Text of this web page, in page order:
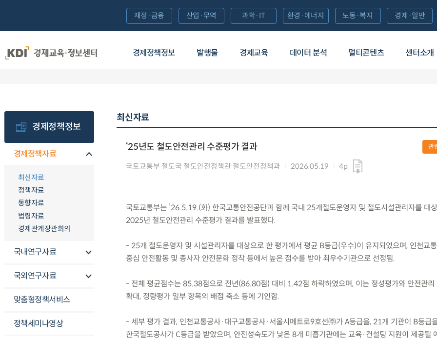
경제정책정보 발행물 경제교육 데이터 분석 멀티콘텐츠 센터소개
재정·금융 산업·무역 과학·IT 환경·에너지 노동·복지 경제·일반
경제정책정보
경제정책자료
최신자료
정책자료
동향자료
법령자료
경제관계장관회의
국내연구자료
국외연구자료
맞춤형정책서비스
정책세미나영상
최신자료
‘25년도 철도안전관리 수준평가 결과
국토교통부 철도국 철도안전정책관 철도안전정책과 2026.05.19 4p
관
국토교통부는 ’26.5.19.(화) 한국교통안전공단과 함께 국내 25개철도운영자 및 철도시설관리자를 대
2025년 철도안전관리 수준평가 결과를 발표했다.
- 25개 철도운영자 및 시설관리자를 대상으로 한 평가에서 평균 B등급(우수)이 유지되었으며, 인천교
중심 안전활동 및 종사자 안전문화 정착 등에서 높은 점수를 받아 최우수기관으로 선정됨.
- 전체 평균점수는 85.38점으로 전년(86.80점) 대비 1.42점 하락하였으며, 이는 정성평가와 안전관리
확대, 정량평가 일부 항목의 배점 축소 등에 기인함.
- 세부 평가 결과, 인천교통공사·대구교통공사·서울시메트로9호선㈜가 A등급을, 21개 기관이 B등급
한국철도공사가 C등급을 받았으며, 안전성숙도가 낮은 8개 미흡기관에는 교육·컨설팅 지원이 제공될